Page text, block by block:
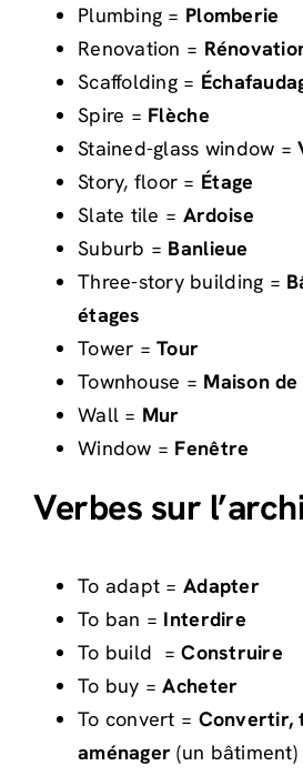
Plumbing = Plomberie
Renovation =
Scaffolding =
Spire = Flèche
Stained-glass window =
Story, floor = Étage
Slate tile = Ardoise
Suburb = Banlieue
Three-story building =
étages
Tower =Tour
Townhouse = Maison
Wall = Mur
Window = Fenêtre
Verbes sur
To adapt = Adapter
To ban = Interdire
To build =Construire
To buy =Acheter
To convert = Convertir,
aménager (un bâtiment)